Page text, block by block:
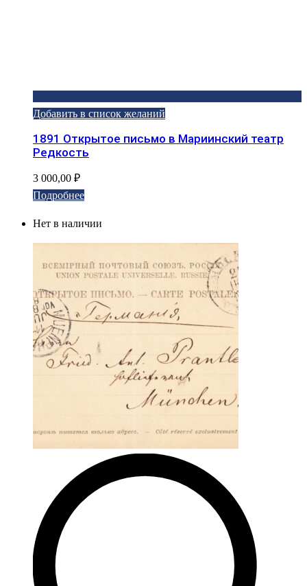
Добавить в список желаний
1891 Открытое письмо в Мариинский театр
Редкость
3 000,00 ₽
Подробнее
Нет в наличии